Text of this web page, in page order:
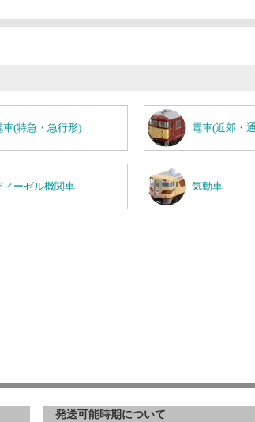
車(特急・急行形) 電車(近郊・
ィーゼル機関車 気動車
発送可能時期について